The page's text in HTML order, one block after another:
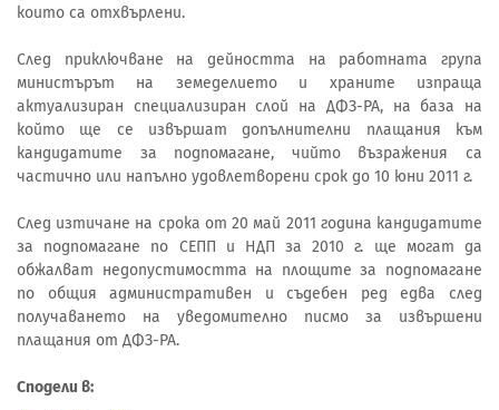
които са отхвърлени.
След приключване на дейността на работната група
министърът на земеделието и храните изпраща
актуализиран специализиран слой на ДФЗ-РА, на база на
който ще се извършат допълнителни плащания към
кандидатите за подпомагане, чийто възражения са
частично или напълно удовлетворени срок до 10 юни 2011 г.
След изтичане на срока от 20 май 2011 година кандидатите
за подпомагане по СЕПП и НДП за 2010 г. ще могат да
обжалват недопустимостта на площите за подпомагане
по общия административен и съдебен ред едва след
получаването на уведомително писмо за извършени
плащания от ДФЗ-РА.
Сподели в: